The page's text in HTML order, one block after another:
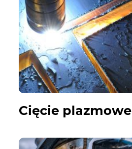
Cięcie plazmowe